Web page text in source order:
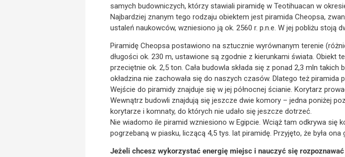
samych budowniczych, którzy stawiali piramidę w Teotihuacan w
Najbardziej znanym tego rodzaju obiektem jest piramida Cheopsa,
ustaleń naukowców, wzniesiono ją ok. 2560 r. p.n.e. W jej pobliżu stoją
Piramidę Cheopsa postawiono na sztucznie wyrównanym terenie
długości ok. 230 m, ustawione są zgodnie z kierunkami świata. Obiekt
przeciętnie ok. 2,5 ton. Cała budowla składa się z ponad 2,3 mln takich
okładzina nie zachowała się do naszych czasów. Dlatego też piramida
Wejście do piramidy znajduje się w jej północnej ścianie. Korytarz
Wewnątrz budowli znajdują się jeszcze dwie komory – jedna poniżej
korytarze i komnaty, do których nie udało się jeszcze dotrzeć.
Nie wiadomo ile piramid wzniesiono w Egipcie. Wciąż tam odkrywa się
pogrzebaną w piasku, liczącą 4,5 tys. lat piramidę. Przyjęto, że była
Jeżeli chcesz wykorzystać energię miejsc i nauczyć się